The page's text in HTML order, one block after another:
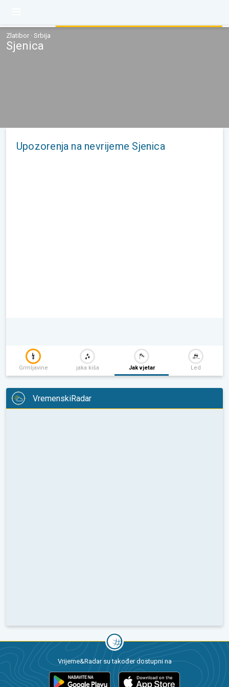
Zlatibor · Srbija
Sjenica
Upozorenja na nevrijeme Sjenica
Grmljavine jaka kiša Jak vjetar Led
VremenskiRadar
Vrijeme&Radar su također dostupni na